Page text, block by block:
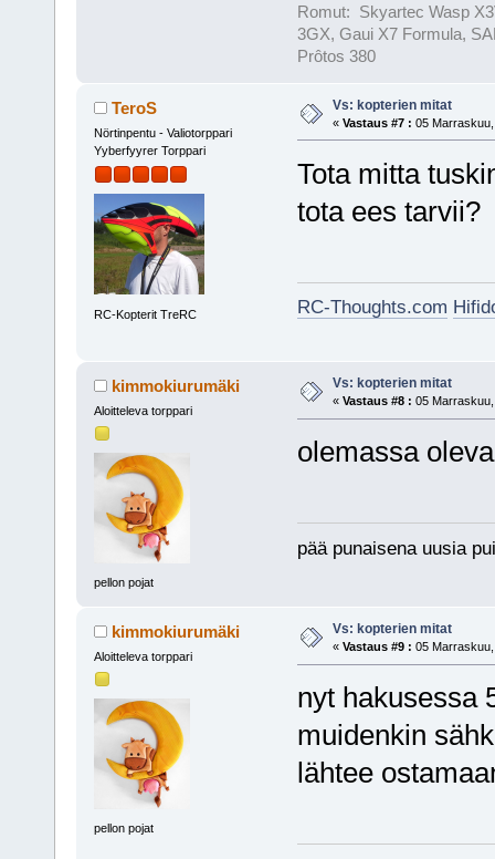
Romut: Skyartec Wasp
3GX, Gaui X7 Formula,
Prôtos 380
TeroS
Nörtinpentu - Valiotorppari
Yyberfyyrer Torppari
RC-Kopterit TreRC
Vs: kopterien mitat
« Vastaus #7 : 05
Tota mitta
tota ees tarvii?
RC-Thoughts.com
kimmokiurumäki
Aloitteleva torppari
pellon pojat
Vs: kopterien mitat
« Vastaus #8 : 05
olemassa
pää punaisena uusia
kimmokiurumäki
Aloitteleva torppari
pellon pojat
Vs: kopterien mitat
« Vastaus #9 : 05
nyt hakusessa
muidenkin
lähtee